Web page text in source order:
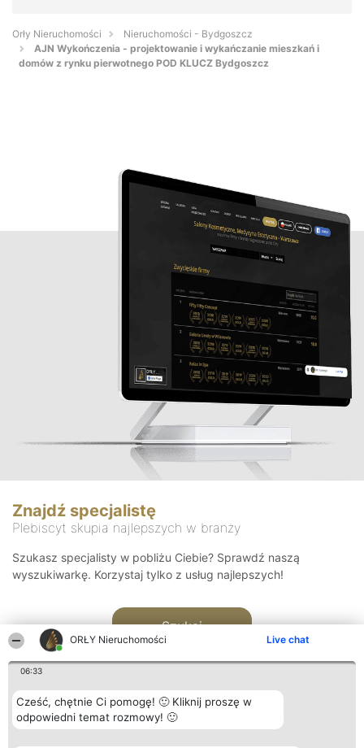
ORŁY Nieruchomości Live chat
06:33
Cześć, chętnie Ci pomogę! 🙂 Kliknij proszę w
odpowiedni temat rozmowy! 🙂
Orły Nieruchomości
Nieruchomości - Bydgoszcz
AJN Wykończenia - projektowanie i wykańczanie mieszkań i
domów z rynku pierwotnego POD KLUCZ Bydgoszcz
Znajdź specjalistę
Plebiscyt skupia najlepszych w branży
Szukasz specjalisty w pobliżu Ciebie? Sprawdź naszą
wyszukiwarkę. Korzystaj tylko z usług najlepszych!
Szukaj
Organizator plebiscytu Plebiscyt Kontakt